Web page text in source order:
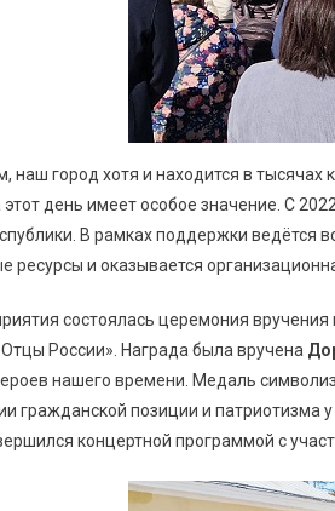
наш город хотя и находится в
день имеет особое значение. С
В рамках поддержки ведётся
ресурсы и оказывается
состоялась церемония
России». Награда была вручена
нашего времени. Медаль
гражданской позиции и патриотизма
концертной программой с